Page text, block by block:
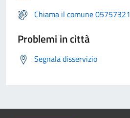
Chiama il comune 05757321
Problemi in città
Segnala disservizio